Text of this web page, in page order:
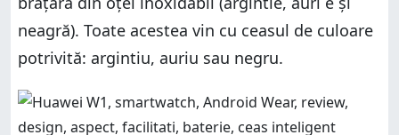
neagră). Toate acestea vin cu ceasul de culoare
potrivită: argintiu, auriu sau negru.